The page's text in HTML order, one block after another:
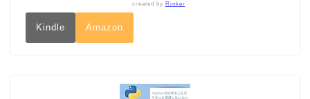
created by Rinker
Kindle Amazon